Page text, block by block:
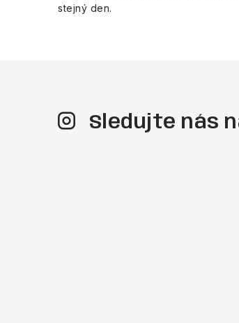
stejný den.
Sledujte nás